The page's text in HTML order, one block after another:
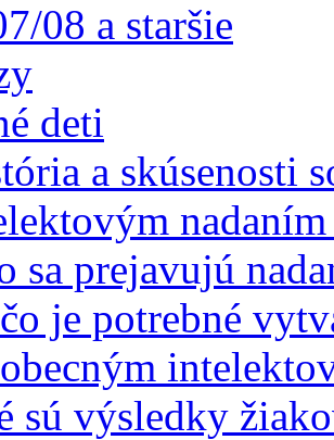
08 a staršie
deti
a skúsenosti
sa prejavujú
je potrebné
sú výsledky